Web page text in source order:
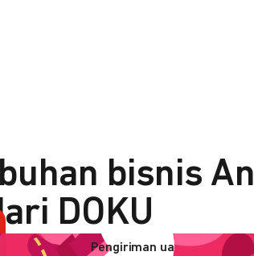
bisnis
DOKU
Pengiriman uang sulit dan